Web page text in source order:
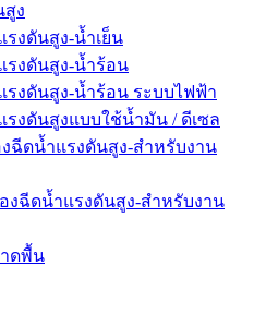
สูง
รงดันสูง-น้ำเย็น
รงดันสูง-น้ำร้อน
รงดันสูง-น้ำร้อน ระบบไฟฟ้า
รงดันสูงแบบใช้น้ำมัน / ดีเซล
งฉีดน้ำแรงดันสูง-สำหรับงาน
องฉีดน้ำแรงดันสูง-สำหรับงาน
ดพื้น